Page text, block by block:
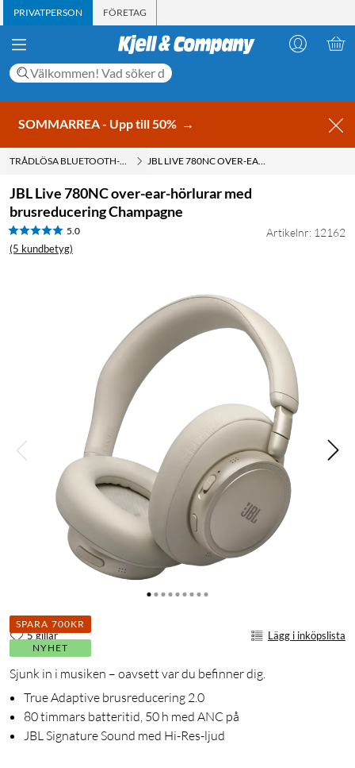
PRIVATPERSON FÖRETAG
SOMMARREA - Upp till 50% →
TRÅDLÖSA BLUETOOTH-HÖRLURAR JBL LIVE 780NC OVER-EAR-HÖRLURAR MED BRUSREDUCERING CHAMPAGNE
JBL Live 780NC over-ear-hörlurar med
brusreducering Champagne
5.0
(5 kundbetyg)
Artikelnr: 12162
SPARA 700KR
NYHET
5 gillar Lägg i inköpslista
Sjunk in i musiken – oavsett var du befinner dig.
True Adaptive brusreducering 2.0
80 timmars batteritid, 50 h med ANC på
JBL Signature Sound med Hi-Res-ljud